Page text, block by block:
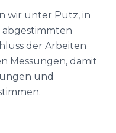
wir unter Putz, in
der Arbeiten
Messungen, damit
und